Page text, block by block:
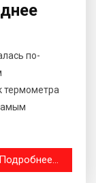
по-
термометра
Подробнее...